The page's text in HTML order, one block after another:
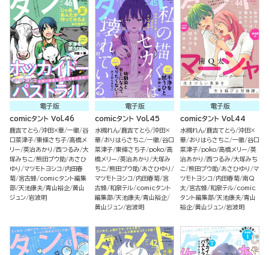
電子版
comicタント Vol.46
鹿吉てとら 沖田×華 一徹 谷
口菜津子 東條さち子 高橋メ
リー 英治あかり 西つるみ 大
塚みちこ 熊田プウ助 あさひ
ゆり
マツモトヨシコ
内田春
菊 宮古蜂 comicタント編集
部 天池康夫 青山裕企 黄山
ジュン 岩波明
電子版
comicタント Vol.45
水槻れん 鹿吉てとら 沖田×
華 おりはらさちこ 一徹 谷口
菜津子 東條さち子 poko 高
橋メリー 英治あかり
大塚み
ちこ 熊田プウ助 あさひゆり
マツモトヨシコ
内田春菊 宮
古蜂 和泉テル comicタント
編集部 天池康夫 青山裕企
黄山ジュン 岩波明
電子版
comicタント Vol.44
水槻れん 鹿吉てとら 沖田×
華 おりはらさちこ 一徹 谷口
菜津子 poko 高橋メリー 英
治あかり
西つるみ 大塚みち
こ 熊田プウ助 あさひゆり
マ
ツモトヨシコ
内田春菊 南Q
太
宮古蜂 和泉テル comic
タント編集部 天池康夫 青山
裕企 黄山ジュン 岩波明